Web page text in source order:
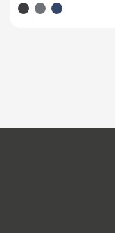
noir gris bleu